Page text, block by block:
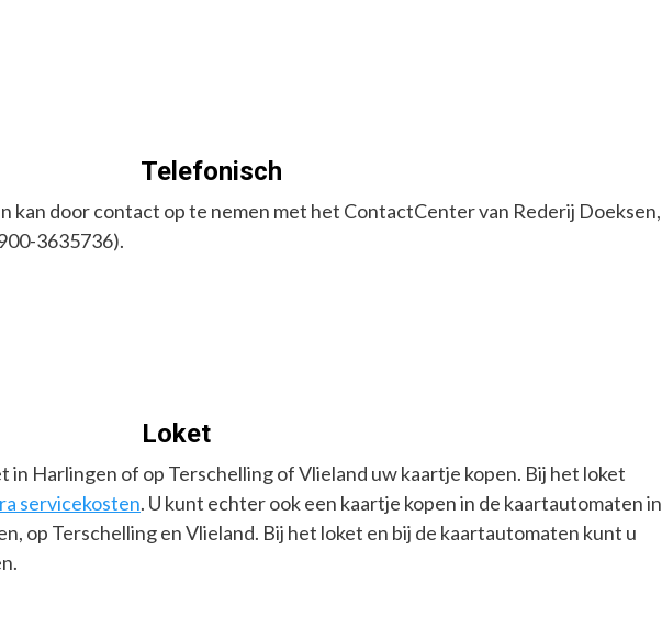
Telefonisch
kan door contact op te nemen met het ContactCenter van Rederij Doeksen,
3635736).
Loket
in Harlingen of op Terschelling of Vlieland uw kaartje kopen. Bij het loket
servicekosten. U kunt echter ook een kaartje kopen in de kaartautomaten in
op Terschelling en Vlieland. Bij het loket en bij de kaartautomaten kunt u